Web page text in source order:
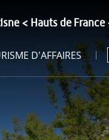
Hauts de France
D'AFFAIRES